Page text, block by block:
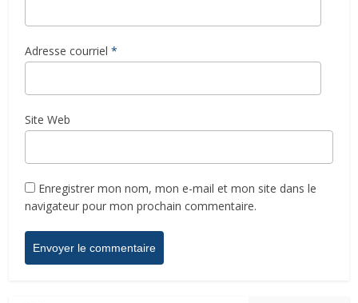
Adresse courriel *
Site Web
Enregistrer mon nom, mon e-mail et mon site dans le
navigateur pour mon prochain commentaire.